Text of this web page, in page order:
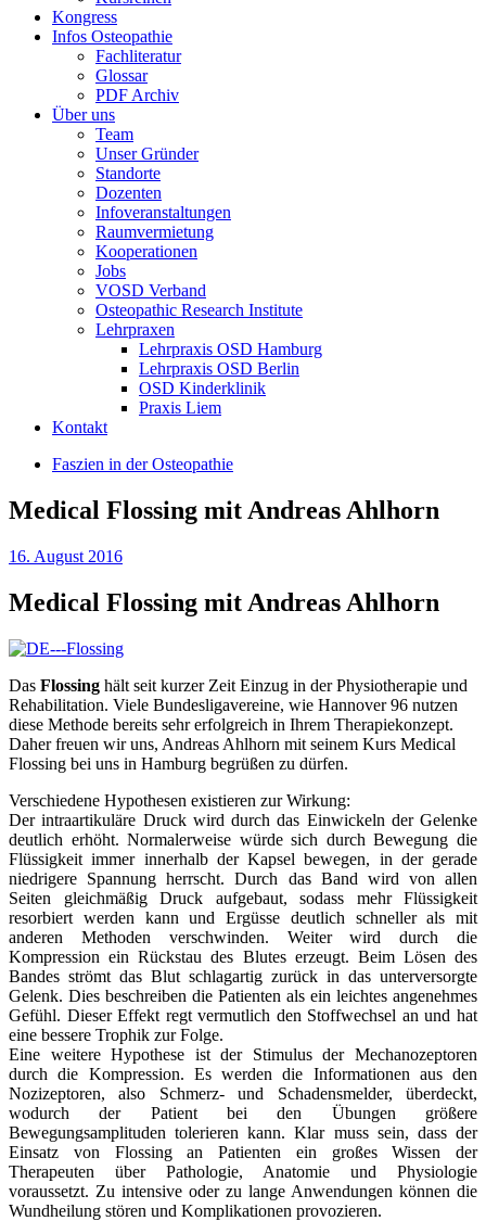
Kongress
Infos Osteopathie
Fachliteratur
Glossar
PDF Archiv
Über uns
Team
Unser Gründer
Standorte
Dozenten
Infoveranstaltungen
Raumvermietung
Kooperationen
Jobs
VOSD Verband
Osteopathic Research Institute
Lehrpraxen
Lehrpraxis OSD Hamburg
Lehrpraxis OSD Berlin
OSD Kinderklinik
Praxis Liem
Kontakt
Faszien in der Osteopathie
Medical Flossing mit Andreas Ahlhorn
16. August 2016
Medical Flossing mit Andreas Ahlhorn
Das Flossing hält seit kurzer Zeit Einzug in der Physiotherapie und
Rehabilitation. Viele Bundesligavereine, wie Hannover 96 nutzen
diese Methode bereits sehr erfolgreich in Ihrem Therapiekonzept.
Daher freuen wir uns, Andreas Ahlhorn mit seinem Kurs Medical
Flossing bei uns in Hamburg begrüßen zu dürfen.
Verschiedene Hypothesen existieren zur Wirkung:
Der intraartikuläre Druck wird durch das Einwickeln der Gelenke
deutlich erhöht. Normalerweise würde sich durch Bewegung die
Flüssigkeit immer innerhalb der Kapsel bewegen, in der gerade
niedrigere Spannung herrscht. Durch das Band wird von allen
Seiten gleichmäßig Druck aufgebaut, sodass mehr Flüssigkeit
resorbiert werden kann und Ergüsse deutlich schneller als mit
anderen Methoden verschwinden. Weiter wird durch die
Kompression ein Rückstau des Blutes erzeugt. Beim Lösen des
Bandes strömt das Blut schlagartig zurück in das unterversorgte
Gelenk. Dies beschreiben die Patienten als ein leichtes angenehmes
Gefühl. Dieser Effekt regt vermutlich den Stoffwechsel an und hat
eine bessere Trophik zur Folge.
Eine weitere Hypothese ist der Stimulus der Mechanozeptoren
durch die Kompression. Es werden die Informationen aus den
Nozizeptoren, also Schmerz- und Schadensmelder, überdeckt,
wodurch der Patient bei den Übungen größere
Bewegungsamplituden tolerieren kann. Klar muss sein, dass der
Einsatz von Flossing an Patienten ein großes Wissen der
Therapeuten über Pathologie, Anatomie und Physiologie
voraussetzt. Zu intensive oder zu lange Anwendungen können die
Wundheilung stören und Komplikationen provozieren.